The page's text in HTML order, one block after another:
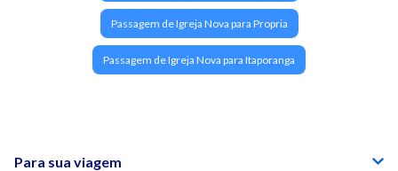
Passagem de Igreja Nova para Propria
Passagem de Igreja Nova para Itaporanga
Para sua viagem